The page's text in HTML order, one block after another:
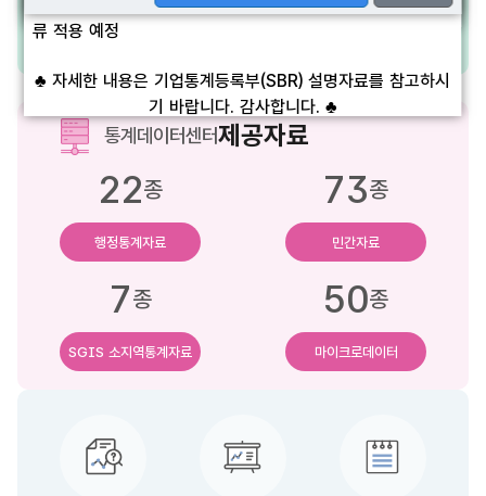
‣ 향후 2027년 월간 SBR의 경우, 2025년 연간 SBR 산업분
류 적용 예정
♣ 자세한 내용은 기업통계등록부(SBR) 설명자료를 참고하시
기 바랍니다. 감사합니다. ♣
통계데이터센터제공자료
22종
행정통계자료
73종
민간자료
7종
SGIS 소지역통계 자료
50종
마이크로데이터